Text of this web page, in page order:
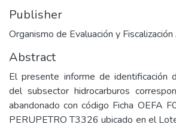
Publisher
Organismo de Evaluación y
Abstract
El presente informe de identificación
del subsector hidrocarburos
abandonado con código Ficha OEFA
PERUPETRO T3326 ubicado en el